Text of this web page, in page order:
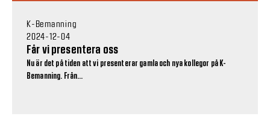
K-Bemanning
2024-12-04
Får vi presentera oss
Nu är det på tiden att vi presenterar gamla och nya kollegor på K-
Bemanning. Från...